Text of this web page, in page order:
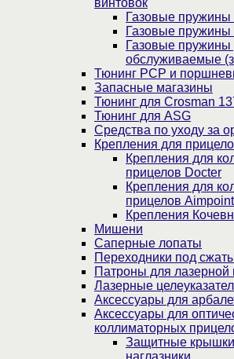
винтовок
Газовые пружины
Газовые
Газовые пружины
обслуживаемые
Тюнинг PCP и
Запасные магазины
Тюнинг для Crosman
Тюнинг для ASG
Средства по уходу за
Крепления для
Крепления для
прицелов Docter
Крепления для
прицелов Aimpoint
Крепления
Мишени
Саперные лопаты
Переходники под
Патроны для лазерной
Лазерные
Аксессуары для
Аксессуары для
коллиматорных
Защитные